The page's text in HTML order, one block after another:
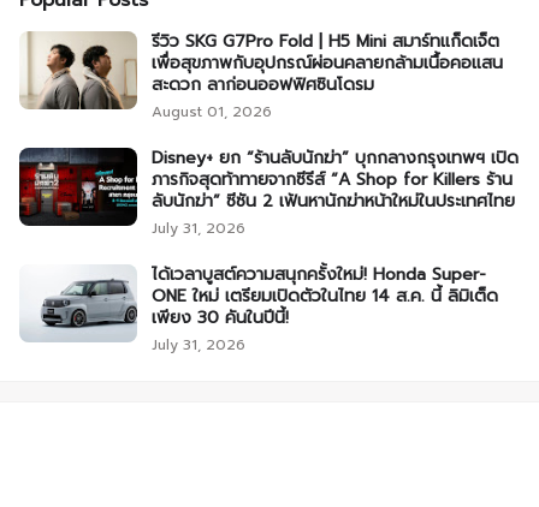
รีวิว SKG G7Pro Fold | H5 Mini สมาร์ทแก็ดเจ็ต
เพื่อสุขภาพกับอุปกรณ์ผ่อนคลายกล้ามเนื้อคอแสน
สะดวก ลาก่อนออฟฟิศซินโดรม
August 01, 2026
Disney+ ยก “ร้านลับนักฆ่า” บุกกลางกรุงเทพฯ เปิด
ภารกิจสุดท้าทายจากซีรีส์ “A Shop for Killers ร้าน
ลับนักฆ่า” ซีซัน 2 เฟ้นหานักฆ่าหน้าใหม่ในประเทศไทย
July 31, 2026
ได้เวลาบูสต์ความสนุกครั้งใหม่! Honda Super-
ONE ใหม่ เตรียมเปิดตัวในไทย 14 ส.ค. นี้ ลิมิเต็ด
เพียง 30 คันในปีนี้!
July 31, 2026